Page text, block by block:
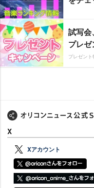
試写会
プレゼ
プレゼント
X
Xアカウント